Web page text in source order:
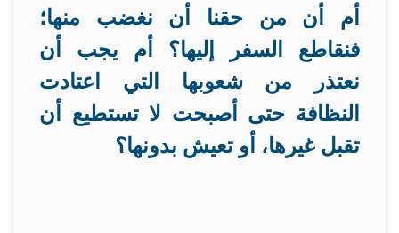
أم أن من حقنا أن نغضب منها؛
فنقاطع السفر إليها؟ أم يجب أن
نعتذر من شعوبها التي اعتادت
النظافة حتى أصبحت لا تستطيع أن
تقبل غيرها، أو تعيش بدونها؟